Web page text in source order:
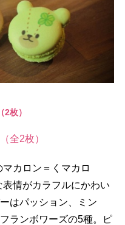
枚）
全2枚）
カロン＝くマカロ
表情がカラフルにかわい
はパッション、ミン
ランボワーズの5種。ピ